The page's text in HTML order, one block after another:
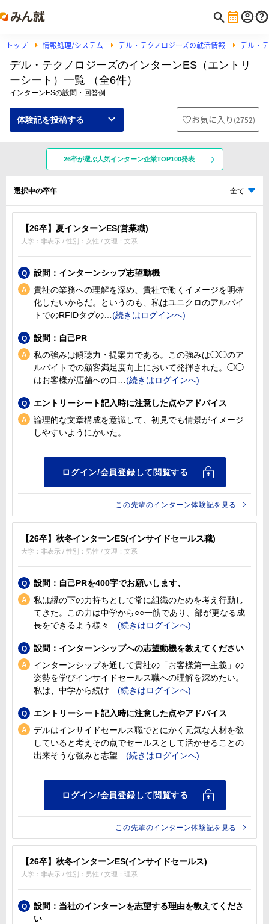
トップ 情報処理/システム デル・テクノロジーズの就活情報 デル・
デル・テクノロジーズのインターンES（エントリ
ーシート）一覧 （全6件）
インターンESの設問・回答例
体験記を投稿する お気に入り (2752)
26卒が選ぶ人気インターン企業TOP100発表
選択中の卒年 全て
【26卒】夏インターンES(営業職)
大学：非表示 / 性別：女性 / 文理：文系
設問：インターンシップ志望動機
貴社の業務への理解を深め、貴社で働くイメージを明確
化したいからだ。というのも、私はユニクロのアルバイ
トでのRFIDタグの
設問：自己PR
私の強みは傾聴力・提案力である。この強みは◯◯のア
ルバイトでの顧客満足度向上において発揮された。◯◯
はお客様が店舗への口
エントリーシート記入時に注意した点やアドバイス
論理的な文章構成を意識して、初見でも情景がイメージ
しやすいようにかいた。
この先輩のインターン体験記を見る
【26卒】秋冬インターンES(インサイドセールス職)
大学：非表示 / 性別：男性 / 文理：文系
設問：自己PRを400字でお願いします、
私は縁の下の力持ちとして常に組織のためを考え行動し
てきた。この力は中学から○○一筋であり、部が更なる成
長をできるよう様々
設問：インターンシップへの志望動機を教えてください
インターンシップを通して貴社の「お客様第一主義」の
姿勢を学びインサイドセールス職への理解を深めたい。
私は、中学から続け
エントリーシート記入時に注意した点やアドバイス
デルはインサイドセールス職でとにかく元気な人材を欲
していると考えその点でセールスとして活かせることの
出来そうな強みと志望
この先輩のインターン体験記を見る
【26卒】秋冬インターンES(インサイドセールス)
大学：非表示 / 性別：男性 / 文理：理系
設問：当社のインターンを志望する理由を教えてくださ
い